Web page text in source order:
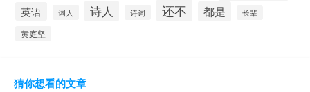
英语 词人 诗人 诗词 还不 都是 长辈
黄庭坚
猜你想看的文章